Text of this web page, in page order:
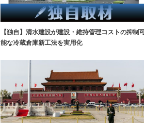
【独自】清水建設が建設・維持管理コストの抑制
能な冷蔵倉庫新工法を実用化